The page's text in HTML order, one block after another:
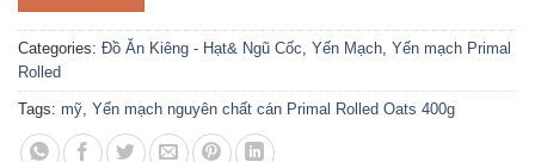
Categories: Đồ Ăn Kiêng - Hạt& Ngũ Cốc, Yến Mạch, Yến mạch Primal
Rolled
Tags: mỹ, Yến mạch nguyên chất cán Primal Rolled Oats 400g